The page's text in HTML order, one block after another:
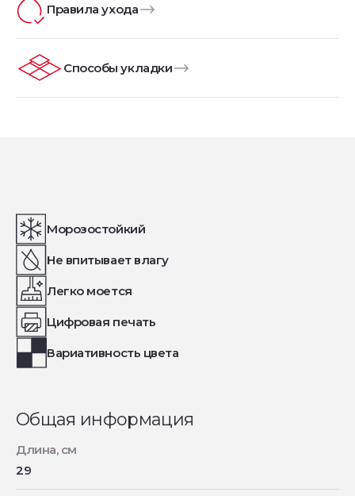
Правила ухода
Способы укладки
Морозостойкий
Не впитывает влагу
Легко моется
Цифровая печать
Вариативность цвета
Общая информация
Длина, см
29